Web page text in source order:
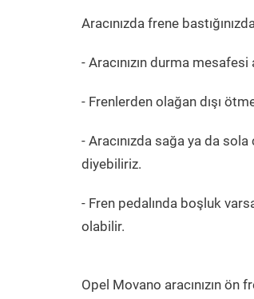
Aracınızda frene
- Aracınızın durma
- Frenlerden olağan dışı
- Aracınızda sağa ya da
diyebiliriz.
- Fren pedalında boşluk
olabilir.
Opel Movano aracınızın